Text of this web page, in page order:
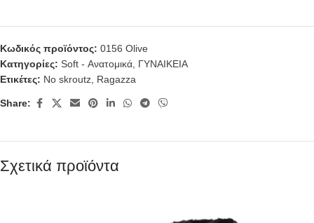
Κωδικός προϊόντος: 0156 Olive
Κατηγορίες: Soft - Ανατομικά ΓΥΝΑΙΚΕΙΑ
Ετικέτες: No skroutz Ragazza
Share:
Σχετικά προϊόντα